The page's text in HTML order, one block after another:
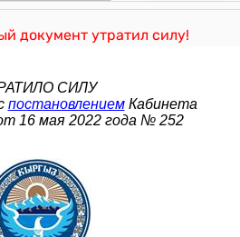
документ утратил силу!